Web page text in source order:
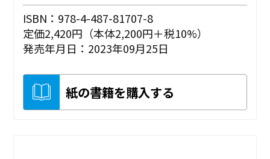
ISBN：978-4-487-81707-8
定価2,420円（本体2,200円＋税10%）
発売年月日：2023年09月25日
紙の書籍を購入する